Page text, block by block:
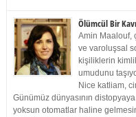
Ölümcül Bir
Amin Maalouf,
ve varoluşsal
kişiliklerin
umudunu
Nice katliam,
Günümüz dünyasının
yoksun otomatlar haline